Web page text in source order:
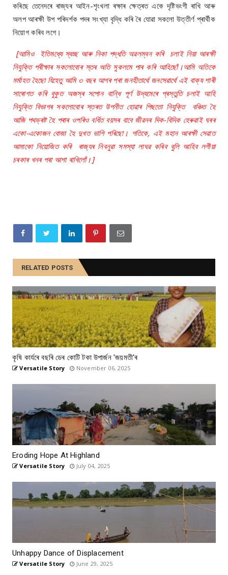
কৰিছে তেনেদৰে ৰাজ্যৰ আইন-শৃংখলা ৰক্ষাৰ ক্ষেত্ৰত একে দৃষ্টিভংগী ৰাখি আৰু
অলপ আৰক্ষী উপ পৰিদৰ্শক পদৰ সংখ্যা বৃদ্ধি কৰি ৰৈ যোৱা সকলো উত্তীৰ্ণ প্ৰাৰ্থীক
নিয়োগ কৰিব লগে।
[আমিও ইতিমধ্যে স্বচ্ছ আৰু নিকা পদ্ধতি অৱলম্বন কৰি চলাই নিয়া আৰক্ষী
নিযুক্তি পৰীক্ষাৰ সকলোবোৰ স্তৰ অতি সুকলমে পাৰ কৰি আহিছোঁ।আমি অতিকে
মৰ্মাহত হৈছো যিহেতু আমি ৩ বছৰ আগৰ পৰা জনহীতাৰ্থে জনসেৱাৰ্থে এই বাক্য শাৰী
সাৰোগত কৰি বুকুত অজস্ৰ সপোন বান্ধি পূৰ্ণ উদ্যমেৰে প্ৰস্তুতি চলাই আহি
নিযুক্তি বিভাগৰ সকলোবোৰ স্তৰত উপনীত হোৱাৰ পিছতো নিযুক্তি বঞ্চিত হৈ
আজি পথভ্ৰষ্ট হৈ পৰাৰ ওপৰিও বৰ্ধিত বয়সৰ বাবে জীৱনৰ দিক-বিদিক হেৰুৱাই ঘৰৰ
একো-একোজন বোজা হৈ দুখত ভাগি পৰিছো। গতিকে, এই মহান আৰক্ষী সেৱাত
আমাকো নিয়োজিত কৰি ৰাজ্যৰ নিবনুৱা সমস্যা লাঘৱ কৰিব বুলি আহিব লগীয়া
চৰকাৰ খনৰ পৰা আশা ৰাখিলোঁ।]
RELATED POSTS
কৃষি কাৰ্যৰে বছৰি ডেৰ কোটি টকা উপার্জন 'জয়মতী'ৰ
Versatile Story November 06, 2025
Eroding Hope At Highland
Versatile Story July 04, 2025
Unhappy Dance of Displacement
Versatile Story June 29, 2025